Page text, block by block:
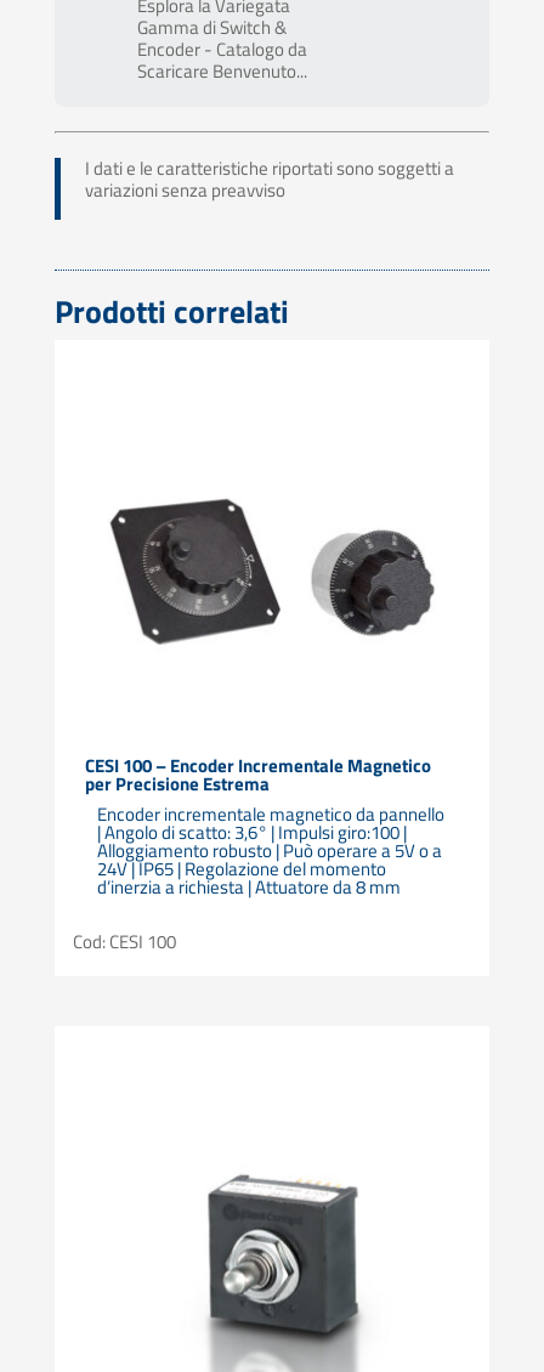
Gamma di Switch &
Encoder - Catalogo da
Scaricare Benvenuto...
I dati e le caratteristiche riportati sono soggetti a
variazioni senza preavviso
Prodotti correlati
CESI 100 – Encoder Incrementale Magnetico
per Precisione Estrema
Encoder incrementale magnetico da pannello
| Angolo di scatto: 3,6° | Impulsi giro:100 |
Alloggiamento robusto | Può operare a 5V o a
24V | IP65 | Regolazione del momento
d’inerzia a richiesta | Attuatore da 8 mm
Cod: CESI 100